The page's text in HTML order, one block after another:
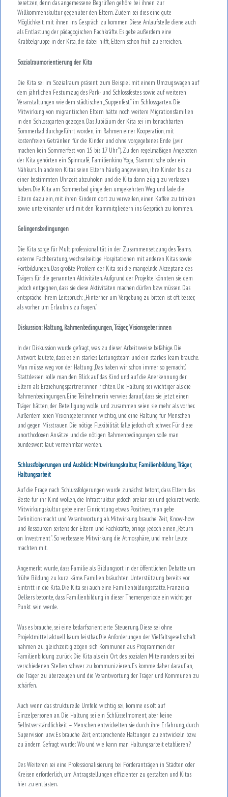
besetzen, denn das angemessene Begrüßen gehöre bei ihnen zur
Willkommenskultur gegenüber den Eltern. Zudem sei dies eine gute
Möglichkeit, mit ihnen ins Gespräch zu kommen. Diese Anlaufstelle diene auch
als Entlastung der pädagogischen Fachkräfte. Es gebe außerdem eine
Krabbelgruppe in der Kita, die dabei hilft, Eltern schon früh zu erreichen.
Sozialraumorientierung der Kita
Die Kita sei im Sozialraum präsent, zum Beispiel mit einem Umzugswagen auf
dem jährlichen Festumzug des Park- und Schlossfestes sowie auf weiteren
Veranstaltungen wie dem städtischen „Suppenfest“ im Schlossgarten. Die
Mitwirkung von migrantischen Eltern hätte noch weitere Migrationsfamilien
in den Schlossgarten gezogen. Das Jubiläum der Kita sei im benachbarten
Sommerbad durchgeführt worden, im Rahmen einer Kooperation, mit
kostenfreien Getränken für die Kinder und ohne vorgegebenes Ende („wir
machen kein Sommerfest von 15 bis 17 Uhr“). Zu den regelmäßigen Angeboten
der Kita gehörten ein Spinncafé, Familienkino, Yoga, Stammtische oder ein
Nähkurs. In anderen Kitas seien Eltern häufig angewiesen, ihre Kinder bis zu
einer bestimmten Uhrzeit abzuholen und die Kita dann zügig zu verlassen
haben. Die Kita am Sommerbad ginge den umgekehrten Weg und lade die
Eltern dazu ein, mit ihren Kindern dort zu verweilen, einen Kaffee zu trinken
sowie untereinander und mit den Teammitgliedern ins Gespräch zu kommen.
Gelingensbedingungen
Die Kita sorge für Multiprofessionalität in der Zusammensetzung des Teams,
externe Fachberatung, wechselseitige Hospitationen mit anderen Kitas sowie
Fortbildungen. Das größte Problem der Kita sei die mangelnde Akzeptanz des
Trägers für die genannten Aktivitäten. Aufgrund der Projekte könnten sie dem
jedoch entgegnen, dass sie diese Aktivitäten machen dürfen bzw. müssen. Das
entspräche ihrem Leitspruch: „Hinterher um Vergebung zu bitten ist oft besser,
als vorher um Erlaubnis zu fragen.“
Diskussion: Haltung, Rahmenbedingungen, Träger, Visionsgeber:innen
In der Diskussion wurde gefragt, was zu dieser Arbeitsweise befähige. Die
Antwort lautete, dass es ein starkes Leitungsteam und ein starkes Team brauche.
Man müsse weg von der Haltung: ‚Das haben wir schon immer so gemacht.‘
Stattdessen solle man den Blick auf das Kind und auf die Anerkennung der
Eltern als Erziehungspartner:innen richten. Die Haltung sei wichtiger als die
Rahmenbedingungen. Eine Teilnehmerin verwies darauf, dass sie jetzt einen
Träger hätten, der Beteiligung wolle, und zusammen seien sie mehr als vorher.
Außerdem seien Visionsgeber:innen wichtig, und eine Haltung für Menschen
und gegen Misstrauen. Die nötige Flexibilität falle jedoch oft schwer. Für diese
unorthodoxen Ansätze und die nötigen Rahmenbedingungen solle man
bundesweit laut vernehmbar werden.
Schlussfolgerungen und Ausblick: Mitwirkungskultur, Familienbildung, Träger,
Haltungsarbeit
Auf die Frage nach Schlussfolgerungen wurde zunächst betont, dass Eltern das
Beste für ihr Kind wollen, die Infrastruktur jedoch prekär sei und gekürzt werde.
Mitwirkungskultur gebe einer Einrichtung etwas Positives, man gebe
Definitionsmacht und Verantwortung ab. Mitwirkung brauche Zeit, Know-how
und Ressourcen seitens der Eltern und Fachkräfte, bringe jedoch einen „Return
on Investment“. So verbessere Mitwirkung die Atmosphäre, und mehr Leute
machten mit.
Angemerkt wurde, dass Familie als Bildungsort in der öffentlichen Debatte um
frühe Bildung zu kurz käme. Familien bräuchten Unterstützung bereits vor
Eintritt in die Kita. Die Kita sei auch eine Familienbildungsstätte. Franziska
Oelkers betonte, dass Familienbildung in dieser Themenperiode ein wichtiger
Punkt sein werde.
Was es brauche, sei eine bedarfsorientierte Steuerung. Diese sei ohne
Projektmittel aktuell kaum leistbar. Die Anforderungen der Vielfaltsgesellschaft
nähmen zu, gleichzeitig zögen sich Kommunen aus Programmen der
Familienbildung zurück. Die Kita als ein Ort des sozialen Miteinanders sei bei
verschiedenen Stellen schwer zu kommunizieren. Es komme daher darauf an,
die Träger zu überzeugen und die Verantwortung der Träger und Kommunen zu
schärfen.
Auch wenn das strukturelle Umfeld wichtig sei, komme es oft auf
Einzelpersonen an. Die Haltung sei ein Schlüsselmoment, aber keine
Selbstverständlichkeit – Menschen entwickelten sie durch ihre Erfahrung, durch
Supervision usw. Es brauche Zeit, entsprechende Haltungen zu entwickeln bzw.
zu ändern. Gefragt wurde: Wo und wie kann man Haltungsarbeit etablieren?
Des Weiteren sei eine Professionalisierung bei Förderanträgen in Städten oder
Kreisen erforderlich, um Antragstellungen effizienter zu gestalten und Kitas
hier zu entlasten.